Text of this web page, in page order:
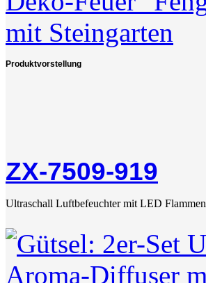
Produktvorstellung
ZX-7509-919
Ultraschall Luftbefeuchter mit LED Flammen